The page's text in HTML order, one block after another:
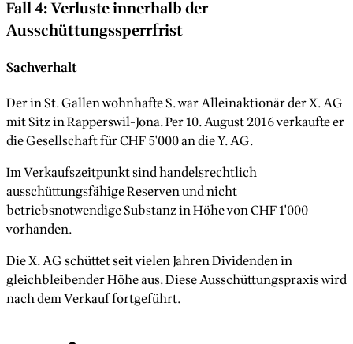
Fall 4: Verluste innerhalb der
Ausschüttungssperrfrist
Sachverhalt
Der in St. Gallen wohnhafte S. war Alleinaktionär der X. AG
mit Sitz in Rapperswil-Jona. Per 10. August 2016 verkaufte er
die Gesellschaft für CHF 5'000 an die Y. AG.
Im Verkaufszeitpunkt sind handelsrechtlich
ausschüttungsfähige Reserven und nicht
betriebsnotwendige Substanz in Höhe von CHF 1'000
vorhanden.
Die X. AG schüttet seit vielen Jahren Dividenden in
gleichbleibender Höhe aus. Diese Ausschüttungspraxis wird
nach dem Verkauf fortgeführt.